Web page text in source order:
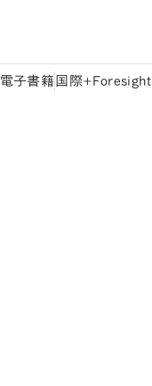
電子書籍 国際+Foresight